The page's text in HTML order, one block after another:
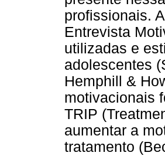
profissionais.
Entrevista
utilizadas e
adolescentes
Hemphill &
motivacionais
TRIP
aumentar a
tratamento